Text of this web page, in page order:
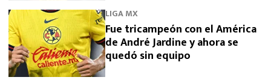
LIGA MX
Fue tricampeón con el América
de André Jardine y ahora se
quedó sin equipo